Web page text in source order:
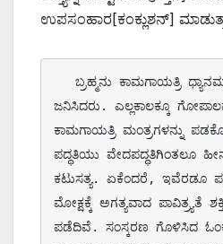
ಉಪಸಂಹಾರ[ಕಂಕ್ಲುಶನ್]
ಜನಿಸಿದರು. ಎಲ್ಲಕಾಲಕ್ಕೂ
ಕಾಮಗಾಯತ್ರಿ ಮಂತ್ರಗಳನ್ನು
ಪದ್ಧತಿಯು ವೇದಪದ್ಧತಿಗಿಂತಲೂ
ಕಟುಸತ್ಯ. ಏಕೆಂದರೆ, ಇವೆರಡೂ
ಮೋಕ್ಷಕ್ಕೆ ಅಗತ್ಯವಾದ ಪಾವಿತ್ರ್ಯತೆ
ಪಡೆದಿವೆ. ಸಂಸ್ಕರಣ ಗೊಳಿಸಿದ